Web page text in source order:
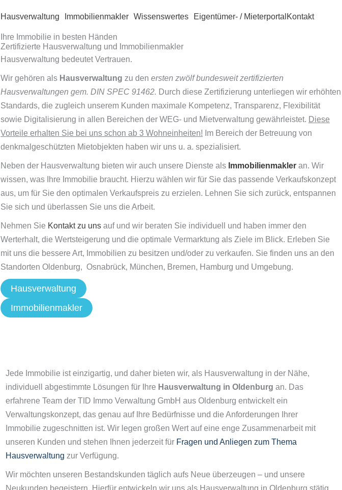
Hausverwaltung Immobilienmakler Wissenswertes Eigentümer- / Mieterportal Kontakt
Ihre Immobilie in besten Händen
Zertifizierte Hausverwaltung und Immobilienmakler
Hausverwaltung bedeutet Vertrauen.
Wir gehören als Hausverwaltung zu den ersten zwölf bundesweit zertifizierten
Hausverwaltungen gem. DIN SPEC 91462. Durch diese Zertifizierung unterliegen wir erhöhten
Standards, die zugleich unserem Kunden maximale Kompetenz, Transparenz, Flexibilität
sowie Digitalisierung in allen Bereichen der WEG- und Mietverwaltung gewährleistet. Diese
Vorteile erhalten Sie bei uns schon ab 3 Wohneinheiten! Im Bereich der Betreuung von
denkmalgeschützten Mietobjekten haben wir uns u. a. spezialisiert.
Neben der Hausverwaltung bieten wir auch unsere Dienste als Immobilienmakler an. Wir
wissen, was Ihre Immobilie braucht. Hierzu wählen wir für Sie das passende Verkaufskonzept
aus, um für Sie den optimalen Verkaufspreis zu erzielen. Lehnen Sie sich zurück, entspannen
Sie sich und überlassen Sie uns die Arbeit.
Nehmen Sie Kontakt zu uns auf und wir beraten Sie individuell und haben immer den
Werterhalt, die Wertsteigerung und die optimale Vermarktung als Ziele im Blick. Erleben Sie
mit uns die bessere Art, Immobilien zu besitzen und/oder zu verkaufen. Sie finden uns an den
Standorten Oldenburg, Osnabrück, München, Bremen, Hamburg und Umgebung.
Hausverwaltung
Immobilienmakler
Jede Immobilie ist einzigartig, und daher bieten wir, als Hausverwaltung in der Nähe,
individuell abgestimmte Lösungen für Ihre Hausverwaltung in Oldenburg an. Das
erfahrene Team der TID Immo Verwaltung GmbH aus Oldenburg entwickelt ein
Verwaltungskonzept, das genau auf Ihre Bedürfnisse und die Anforderungen Ihrer
Immobilie zugeschnitten ist. Wir legen großen Wert auf eine enge Zusammenarbeit mit
unseren Kunden und stehen Ihnen jederzeit für Fragen und Anliegen zum Thema
Hausverwaltung zur Verfügung.
Wir möchten unseren Bestandskunden täglich aufs Neue überzeugen – und unsere
Neukunden begeistern. Hierfür entwickeln wir uns als Hausverwaltung in Oldenburg stätig